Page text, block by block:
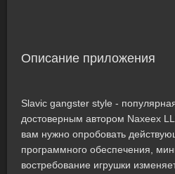
Описание приложения
Slavic gangster style -
достоверным автором Naxeex
вам нужно опробовать
программного обеспечения,
востребование игрушки